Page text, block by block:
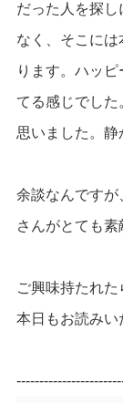
だった人を探
なく、そこに
ります。ハッ
てる感じでし
思いました。静
余談なんです
さんがとても素
ご興味持たれ
本日もお読みい